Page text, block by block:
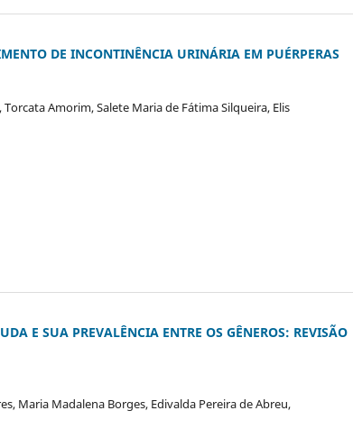
DE INCONTINÊNCIA URINÁRIA EM PUÉRPERAS
Amorim, Salete Maria de Fátima Silqueira, Elis
E SUA PREVALÊNCIA ENTRE OS GÊNEROS: REVISÃO
Maria Madalena Borges, Edivalda Pereira de Abreu,